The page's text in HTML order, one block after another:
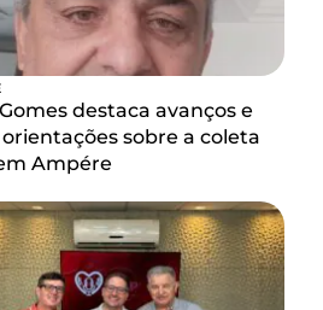
destaca avanços e
sobre a coleta
Ampére